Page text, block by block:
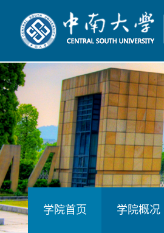
学院首页 学院概况